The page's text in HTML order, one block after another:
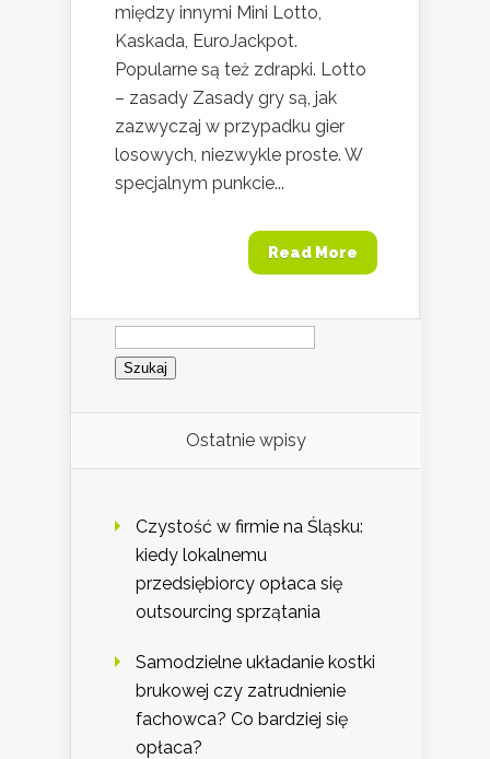
między innymi Mini Lotto,
Kaskada, EuroJackpot.
Popularne są też zdrapki. Lotto
– zasady Zasady gry są, jak
zazwyczaj w przypadku gier
losowych, niezwykle proste. W
specjalnym punkcie...
Read More
Szukaj:
Ostatnie wpisy
Czystość w firmie na Śląsku:
kiedy lokalnemu
przedsiębiorcy opłaca się
outsourcing sprzątania
Samodzielne układanie kostki
brukowej czy zatrudnienie
fachowca? Co bardziej się
opłaca?